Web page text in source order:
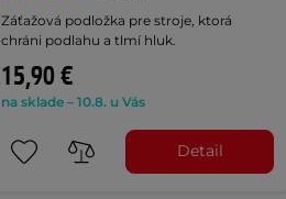
Záťažová podložka pre stroje, ktorá
chráni podlahu a tlmí hluk.
15,90 €
na sklade – 10.8. u Vás
Detail